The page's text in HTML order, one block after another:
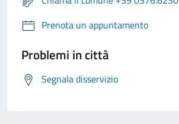
Prenota un appuntamento
Problemi in città
Segnala disservizio